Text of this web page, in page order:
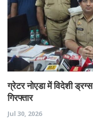
ग्रेटर नोएडा में विदेशी
गिरफ्तार
Jul 30, 2026